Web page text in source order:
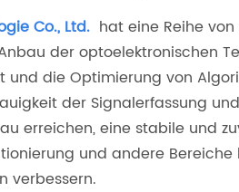
Co., Ltd. hat eine Reihe
der optoelektronischen
die Optimierung von
der Signalerfassung
erreichen, eine stabile und
und andere
verbessern.